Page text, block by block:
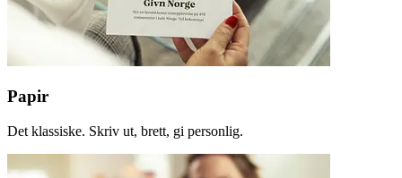
Papir
Det klassiske. Skriv ut, brett, gi personlig.